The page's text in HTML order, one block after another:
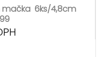
mačka 6ks/4,8cm